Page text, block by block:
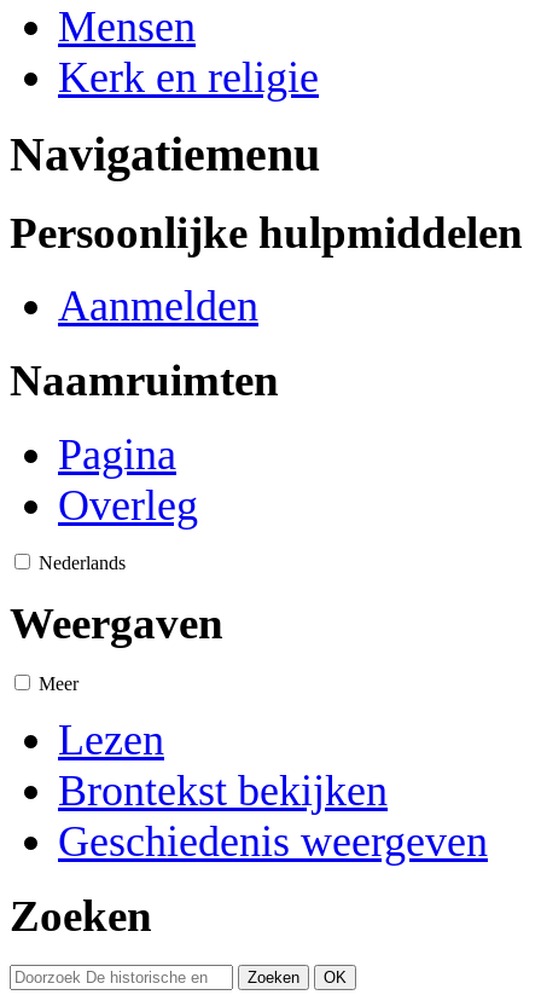
Mensen
Kerk en religie
Navigatiemenu
Persoonlijke hulpmiddelen
Aanmelden
Naamruimten
Pagina
Overleg
Nederlands
Weergaven
Meer
Lezen
Brontekst bekijken
Geschiedenis weergeven
Zoeken